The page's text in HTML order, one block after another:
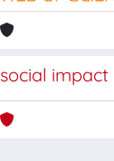
social impact